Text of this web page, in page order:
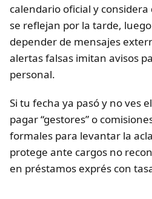
calendario oficial y
se reflejan por la tarde,
depender de mensajes
alertas falsas imitan avisos
personal.
Si tu fecha ya pasó y no ves
pagar “gestores” o
formales para levantar la
protege ante cargos no
en préstamos exprés con